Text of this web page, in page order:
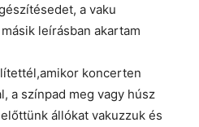
a vaku
leírásban akartam
koncerten
a színpad meg vagy húsz
állókat vakuzzuk és